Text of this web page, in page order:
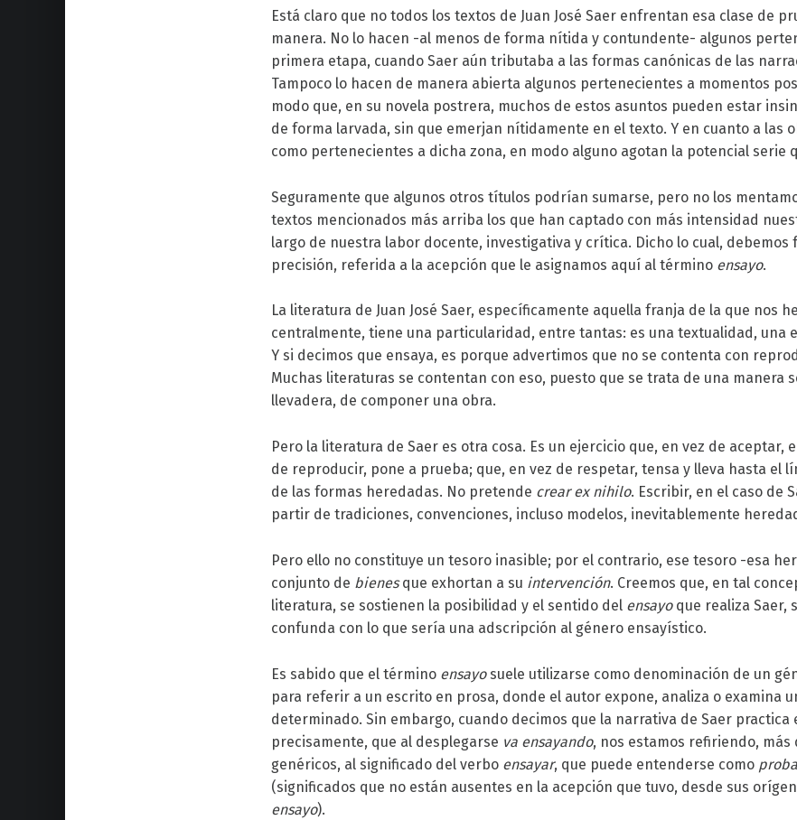
Está claro que no todos los textos de Juan José Saer enfrentan esa clase de
manera. No lo hacen -al menos de forma nítida y contundente- algunos
primera etapa, cuando Saer aún tributaba a las formas canónicas de las
Tampoco lo hacen de manera abierta algunos pertenecientes a momentos
modo que, en su novela postrera, muchos de estos asuntos pueden estar
de forma larvada, sin que emerjan nítidamente en el texto. Y en cuanto a las
como pertenecientes a dicha zona, en modo alguno agotan la potencial serie
Seguramente que algunos otros títulos podrían sumarse, pero no los
textos mencionados más arriba los que han captado con más intensidad
largo de nuestra labor docente, investigativa y crítica. Dicho lo cual, debemos
precisión, referida a la acepción que le asignamos aquí al término ensayo.
La literatura de Juan José Saer, específicamente aquella franja de la que nos
centralmente, tiene una particularidad, entre tantas: es una textualidad, una
Y si decimos que ensaya, es porque advertimos que no se contenta con
Muchas literaturas se contentan con eso, puesto que se trata de una manera
llevadera, de componer una obra.
Pero la literatura de Saer es otra cosa. Es un ejercicio que, en vez de aceptar,
de reproducir, pone a prueba; que, en vez de respetar, tensa y lleva hasta el
de las formas heredadas. No pretende crear ex nihilo. Escribir, en el caso de
partir de tradiciones, convenciones, incluso modelos, inevitablemente
Pero ello no constituye un tesoro inasible; por el contrario, ese tesoro -esa
conjunto de bienesque exhortan a su intervención. Creemos que, en tal
literatura, se sostienen la posibilidad y el sentido del ensayo que realiza Saer,
confunda con lo que sería una adscripción al género ensayístico.
Es sabido que el término ensayosuele utilizarse como denominación de un
para referir a un escrito en prosa, donde el autor expone, analiza o examina
determinado. Sin embargo, cuando decimos que la narrativa de Saer practica
precisamente, que al desplegarse va ensayando, nos estamos refiriendo, más
genéricos, al significado del verbo ensayar, que puede entenderse como
(significados que no están ausentes en la acepción que tuvo, desde sus
ensayo).